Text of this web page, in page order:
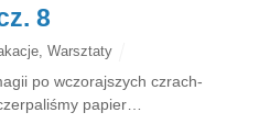
8
Warsztaty
po wczorajszych czrach-
papier…